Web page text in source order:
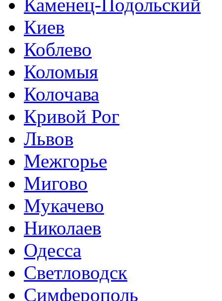
Каменец-Подольский
Киев
Коблево
Коломыя
Колочава
Кривой Рог
Львов
Межгорье
Мигово
Мукачево
Николаев
Одесса
Светловодск
Симферополь